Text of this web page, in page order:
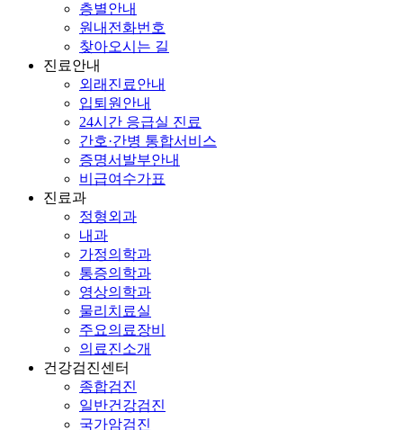
층별안내
원내전화번호
찾아오시는 길
진료안내
외래진료안내
입퇴원안내
24시간 응급실 진료
간호·간병 통합서비스
증명서발부안내
비급여수가표
진료과
정형외과
내과
가정의학과
통증의학과
영상의학과
물리치료실
주요의료장비
의료진소개
건강검진센터
종합검진
일반건강검진
국가암검진